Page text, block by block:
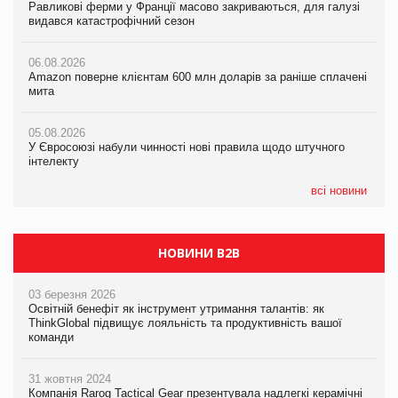
Равликові ферми у Франції масово закриваються, для галузі
видався катастрофічний сезон
06.08.2026
Amazon поверне клієнтам 600 млн доларів за раніше сплачені
мита
05.08.2026
У Євросоюзі набули чинності нові правила щодо штучного
інтелекту
всі новини
05.08.2026
Російська атака 5 серпня стала одним із наймасштабніших
05.08.2026
Смачне поповнення дитячого меню: у VARUS з’явилися
05.08.2026
Сергій Лісунов про заморожені хлібобулочні вироби на
Amazon поверне клієнтам 600 млн доларів за раніше сплачені
мита
05.08.2026
У Євросоюзі набули чинності нові правила щодо штучного
інтелекту
05.08.2026
Рекламна платформа вимагає від Google компенсацію за
втрату 6,9 трлн рекламних показів
НОВИНИ B2B
03 березня 2026
Освітній бенефіт як інструмент утримання талантів: як
ThinkGlobal підвищує лояльність та продуктивність вашої
команди
31 жовтня 2024
Компанія Rarog Tactical Gear презентувала надлегкі керамічні